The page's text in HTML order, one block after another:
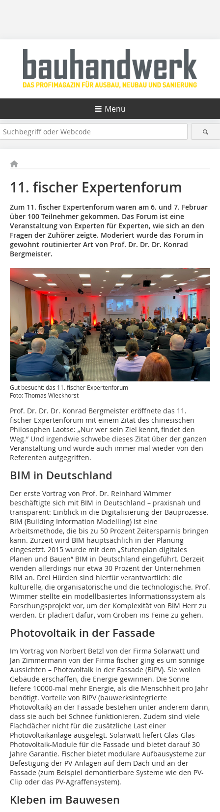
Menü
11. fischer Expertenforum
Zum 11. fischer Expertenforum waren am 6. und 7. Februar
über 100 Teilnehmer gekommen. Das Forum ist eine
Veranstaltung von Experten für Experten, wie sich an den
Fragen der Zuhörer zeigte. Moderiert wurde das Forum in
gewohnt routinierter Art von Prof. Dr. Dr. Dr. Konrad
Bergmeister.
Gut besucht: das 11. fischer Expertenforum
Foto: Thomas Wieckhorst
Prof. Dr. Dr. Dr. Konrad Bergmeister eröffnete das 11.
fischer Expertenforum mit einem Zitat des chinesischen
Philosophen Laotse: „Nur wer sein Ziel kennt, findet den
Weg.“ Und irgendwie schwebe dieses Zitat über der ganzen
Veranstaltung und wurde auch immer mal wieder von den
Referenten aufgegriffen.
BIM in Deutschland
Der erste Vortrag von Prof. Dr. Reinhard Wimmer
beschäftigte sich mit BIM in Deutschland – praxisnah und
transparent: Einblick in die Digitalisierung der Bauprozesse.
BIM (Building Information Modelling) ist eine
Arbeitsmethode, die bis zu 50 Prozent Zeitersparnis bringen
kann. Zurzeit wird BIM hauptsächlich in der Planung
eingesetzt. 2015 wurde mit dem „Stufenplan digitales
Planen und Bauen“ BIM in Deutschland eingeführt. Derzeit
wenden allerdings nur etwa 30 Prozent der Unternehmen
BIM an. Drei Hürden sind hierfür verantwortlich: die
kulturelle, die organisatorische und die technologische. Prof.
Wimmer stellte ein modellbasiertes Informationssystem als
Forschungsprojekt vor, um der Komplexität von BIM Herr zu
werden. Er plädiert dafür, vom Groben ins Feine zu gehen.
Photovoltaik in der Fassade
Im Vortrag von Norbert Betzl von der Firma Solarwatt und
Jan Zimmermann von der Firma fischer ging es um sonnige
Aussichten – Photovoltaik in der Fassade (BIPV). Sie wollen
Gebäude erschaffen, die Energie gewinnen. Die Sonne
liefere 10000-mal mehr Energie, als die Menschheit pro Jahr
benötigt. Vorteile von BIPV (bauwerksintegrierte
Photovoltaik) an der Fassade bestehen unter anderem darin,
dass sie auch bei Schnee funktionieren. Zudem sind viele
Flachdächer nicht für die zusätzliche Last einer
Photovoltaikanlage ausgelegt. Solarwatt liefert Glas-Glas-
Photovoltaik-Module für die Fassade und bietet darauf 30
Jahre Garantie. Fischer bietet modulare Aufbausysteme zur
Befestigung der PV-Anlagen auf dem Dach und an der
Fassade (zum Beispiel demontierbare Systeme wie den PV-
Clip oder das PV-Agraffensystem).
Kleben im Bauwesen